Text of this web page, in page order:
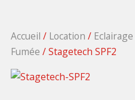
Accueil / Location / Eclairage
Fumée / Stagetech SPF2